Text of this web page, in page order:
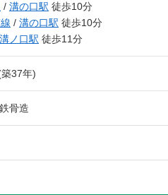
/ 溝の口駅 徒歩10分
/ 溝の口駅 徒歩10分
ノ口駅 徒歩11分
37年)
骨造